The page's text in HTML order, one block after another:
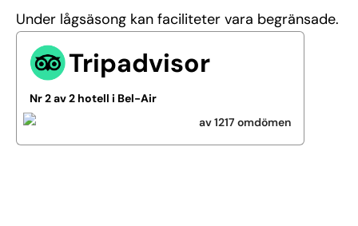
Under lågsäsong kan faciliteter vara begränsade.
Tripadvisor
Nr 2 av 2 hotell i Bel-Air
av 1217 omdömen